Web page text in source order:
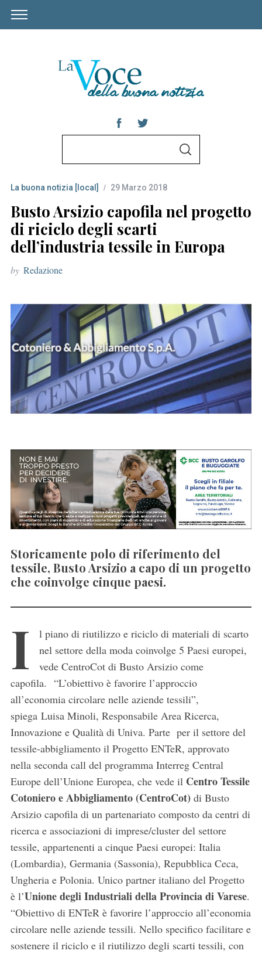
r
c
h
f
o
r
S
La buona notizia [local] 29 Marzo 2018
Busto Arsizio capofila nel progetto
di riciclo degli scarti
dell’industria tessile in Europa
by Redazione
Storicamente polo di riferimento del
tessile, Busto Arsizio a capo di un progetto
che coinvolge cinque paesi.
I
l piano di riutilizzo e riciclo di materiali di scarto
nel settore della moda coinvolge 5 Paesi europei,
vede CentroCot di Busto Arsizio come
capofila. “L’obiettivo è favorire l’approccio
all’economia circolare nelle aziende tessili”,
spiega Luisa Minoli, Responsabile Area Ricerca,
Innovazione e Qualità di Univa. Parte per il settore del
tessile-abbigliamento il Progetto ENTeR, approvato
nella seconda call del programma Interreg Central
Europe dell’Unione Europea, che vede il Centro Tessile
Cotoniero e Abbigliamento (CentroCot) di Busto
Arsizio capofila di un partenariato composto da centri di
ricerca e associazioni di imprese/cluster del settore
tessile, appartenenti a cinque Paesi europei: Italia
(Lombardia), Germania (Sassonia), Repubblica Ceca,
Ungheria e Polonia. Unico partner italiano del Progetto
è l’Unione degli Industriali della Provincia di Varese.
“Obiettivo di ENTeR è favorire l’approccio all’economia
circolare nelle aziende tessili. Nello specifico facilitare e
sostenere il riciclo e il riutilizzo degli scarti tessili, con